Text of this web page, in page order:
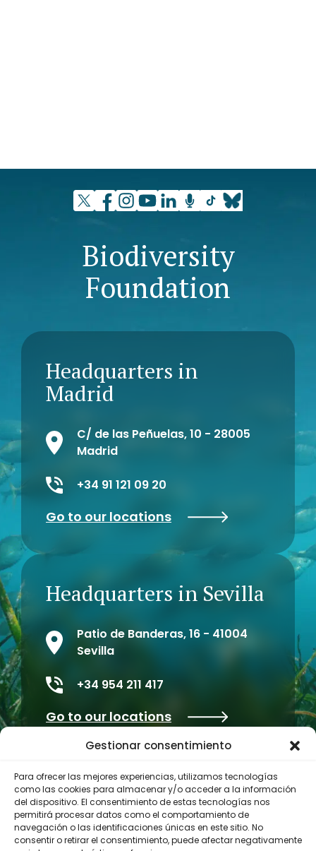
Gestionar consentimiento
Para ofrecer las mejores experiencias, utilizamos tecnologías
como las cookies para almacenar y/o acceder a la información
del dispositivo. El consentimiento de estas tecnologías nos
permitirá procesar datos como el comportamiento de
navegación o las identificaciones únicas en este sitio. No
consentir o retirar el consentimiento, puede afectar negativamente
Biodiversity
Foundation
Headquarters in
Madrid
C/ de las Peñuelas, 10 - 28005
Madrid
+34 91 121 09 20
Go to our locations
Headquarters in Sevilla
Patio de Banderas, 16 - 41004
Sevilla
+34 954 211 417
Go to our locations